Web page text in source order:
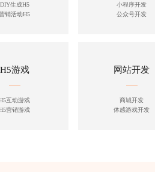
DIY生成H5
销活动H5
小程序开发
公众号开发
H5游戏
互动游戏
营销游戏
网站开发
商城开发
体感游戏开发